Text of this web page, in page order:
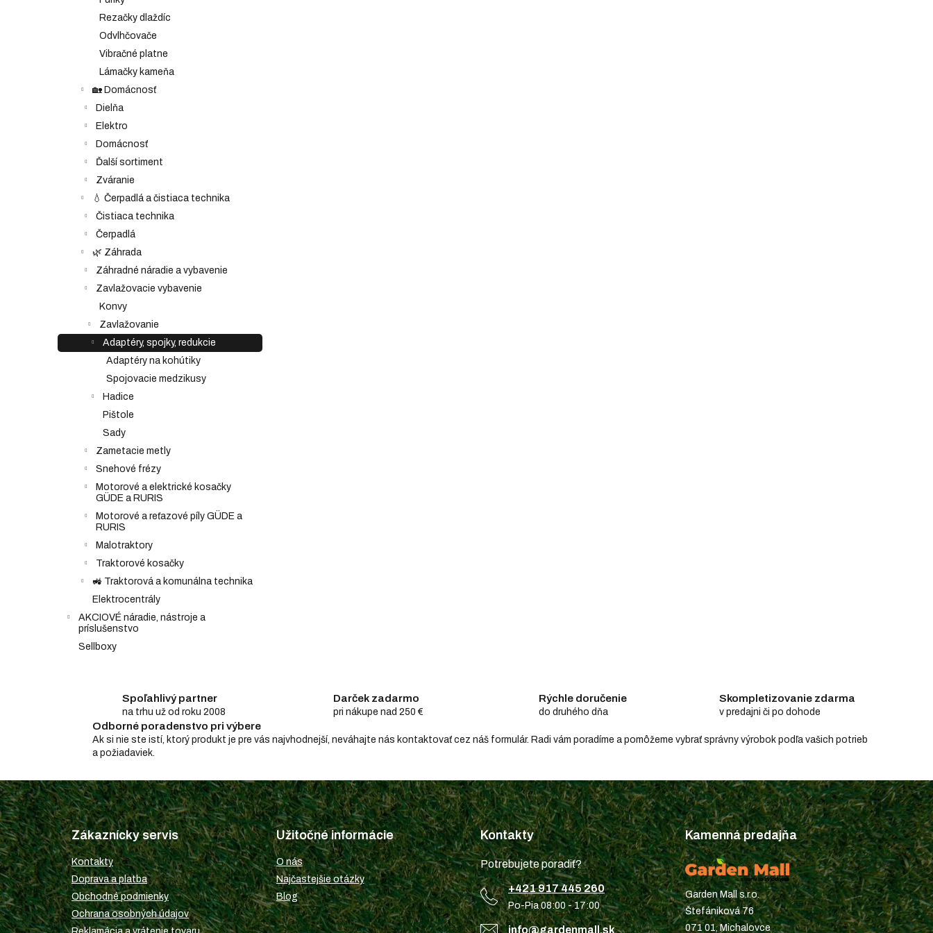
Rezačky dlaždíc
Odvlhčovače
Vibračné platne
Lámačky kameňa
🏡 Domácnosť
Dielňa
Elektro
Domácnosť
Ďalší sortiment
Zváranie
💧 Čerpadlá a čistiaca technika
Čistiaca technika
Čerpadlá
🌿 Záhrada
Záhradné náradie a vybavenie
Zavlažovacie vybavenie
Konvy
Zavlažovanie
Adaptéry, spojky, redukcie
Adaptéry na kohútiky
Spojovacie medzikusy
Hadice
Pištole
Sady
Zametacie metly
Snehové frézy
Motorové a elektrické kosačky
GÜDE a RURIS
Motorové a reťazové píly GÜDE a
RURIS
Malotraktory
Traktorové kosačky
🚜 Traktorová a komunálna technika
Elektrocentrály
AKCIOVÉ náradie, nástroje a
príslušenstvo
Sellboxy
Spoľahlivý partner
na trhu už od roku 2008
Darček zadarmo
pri nákupe nad 250 €
Rýchle doručenie
do druhého dňa
Skompletizovanie zdarma
v predajni či po dohode
Odborné poradenstvo pri výbere
Ak si nie ste istí, ktorý produkt je pre vás najvhodnejší, neváhajte nás kontaktovať cez náš formulár. Radi vám poradíme a pomôžeme vybrať správny výrobok podľa vašich potrieb
a požiadaviek.
Z
á
p
ä
t
i
e
Zákaznícky servis
Kontakty
Doprava a platba
Obchodné podmienky
Ochrana osobných údajov
Užitočné informácie
O nás
Najčastejšie otázky
Blog
Kontakty
Potrebujete poradiť?
+421 917 445 260
Po-Pia 08:00 - 17:00
info@gardenmall.sk
Kamenná predajňa
Garden Mall s.r.o.
Štefániková 76
071 01, Michalovce